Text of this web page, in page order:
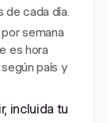
de cada día.
semana
es hora
país y
incluida tu